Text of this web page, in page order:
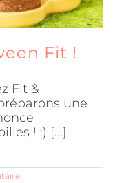
Fit !
Fit &
une
! :) [...]